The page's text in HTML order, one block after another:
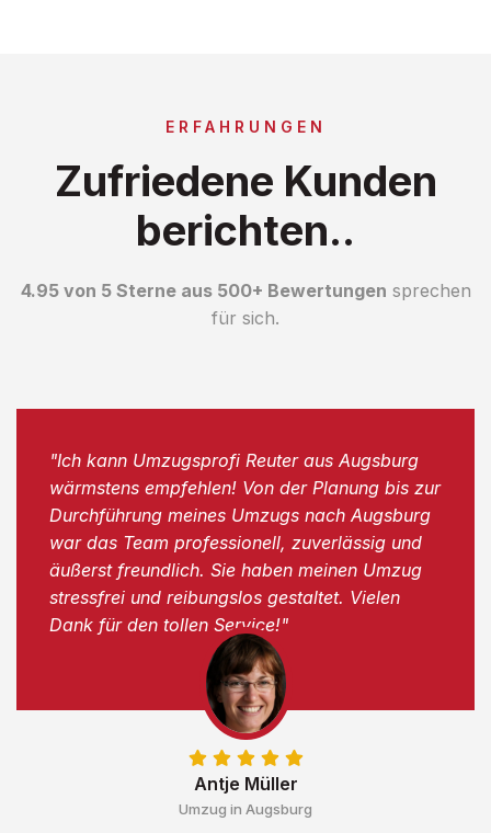
ERFAHRUNGEN
Zufriedene Kunden
berichten..
4.95 von 5 Sterne aus 500+ Bewertungen sprechen
für sich.
Antje Müller
Umzug in Augsburg
"Ich kann Umzugsprofi Reuter aus Augsburg
wärmstens empfehlen! Von der Planung bis zur
Durchführung meines Umzugs nach Augsburg
war das Team professionell, zuverlässig und
äußerst freundlich. Sie haben meinen Umzug
stressfrei und reibungslos gestaltet. Vielen
Dank für den tollen Service!"